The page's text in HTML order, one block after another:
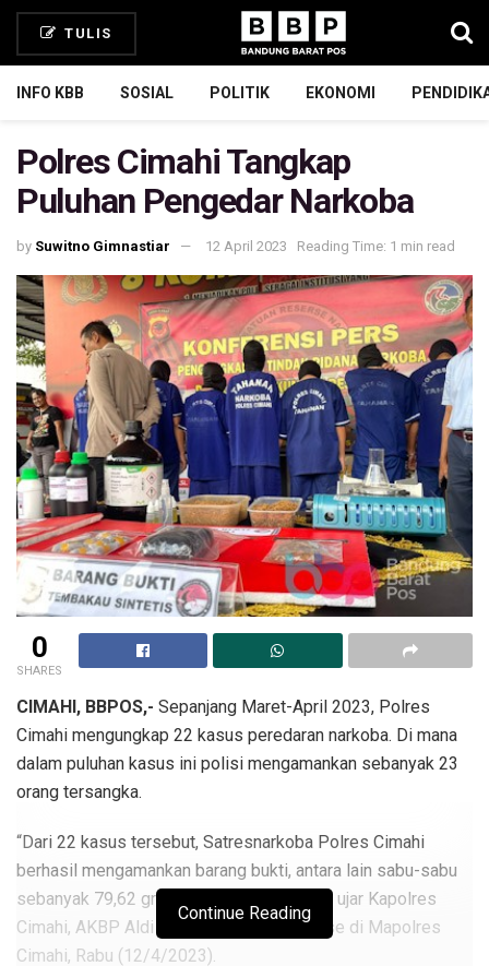
TULIS
INFO KBB SOSIAL POLITIK EKONOMI
Polres Cimahi Tangkap
Puluhan Pengedar Narkoba
by Suwitno Gimnastiar 12 April 2023 Reading Time: 1 min read
0
SHARES
CIMAHI, BBPOS,- Sepanjang Maret-April 2023, Polres
Cimahi mengungkap 22 kasus peredaran narkoba. Di mana
dalam puluhan kasus ini polisi mengamankan sebanyak 23
orang tersangka.
“Dari 22 kasus tersebut, Satresnarkoba Polres Cimahi
berhasil mengamankan barang bukti, antara lain sabu-sabu
sebanyak 79,62 gram seharga Rp 80 juta,” ujar Kapolres
Cimahi, AKBP Aldi Subartono saat ekspose di Mapolres
Cimahi, Rabu (12/4/2023).
Continue Reading